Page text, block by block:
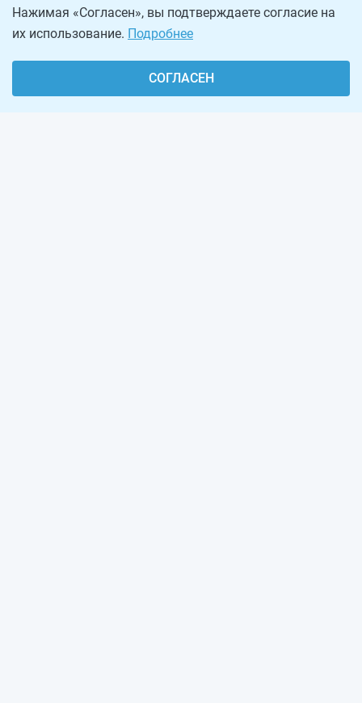
Нажимая «Согласен», вы подтверждаете согласие на
их использование. Подробнее
СОГЛАСЕН